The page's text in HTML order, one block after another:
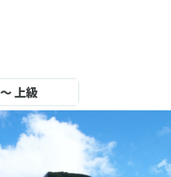
上級